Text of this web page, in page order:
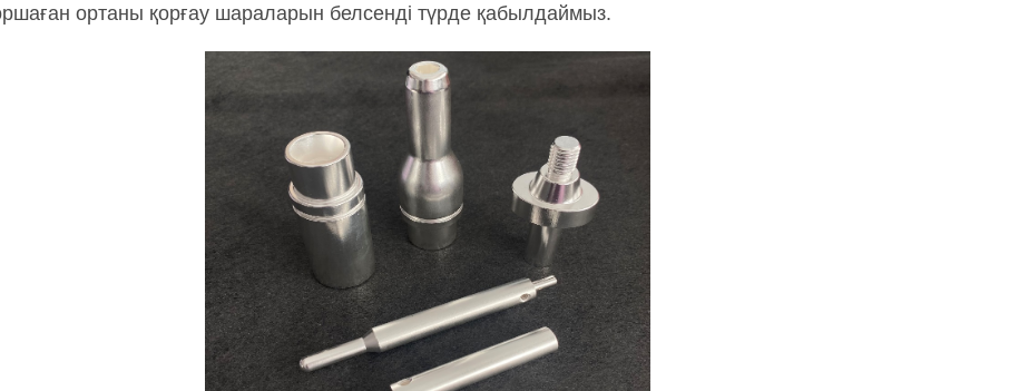
ортаны қорғау шараларын белсенді түрде қабылдаймыз.